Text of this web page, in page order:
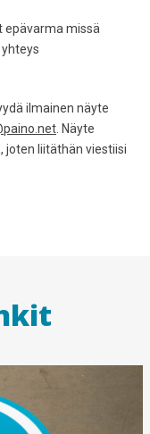
missä
ilmainen näyte
. Näyte
joten liitäthän viestiisi